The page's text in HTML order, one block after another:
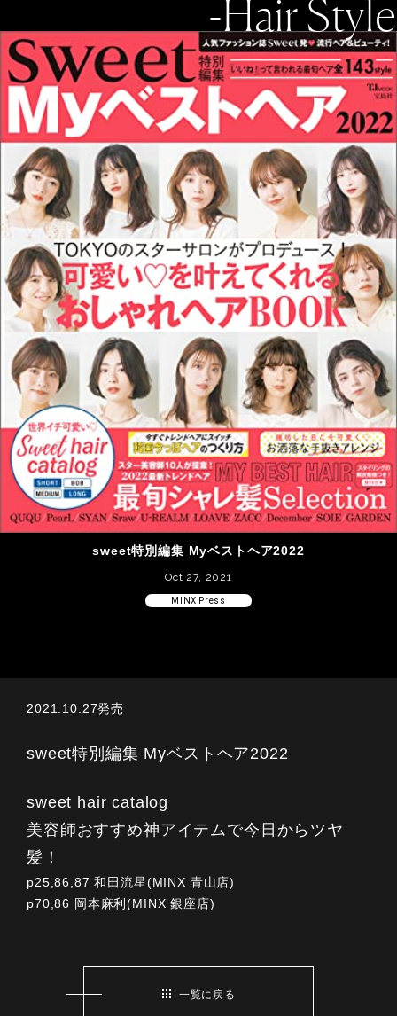
-Hair Style
sweet特別編集 Myベストヘア2022
Oct 27, 2021
MINX Press
2021.10.27発売
sweet特別編集 Myベストヘア2022
sweet hair catalog
美容師おすすめ神アイテムで今日からツヤ
髪！
p25,86,87 和田流星(MINX 青山店)
p70,86 岡本麻利(MINX 銀座店)
一覧に戻る